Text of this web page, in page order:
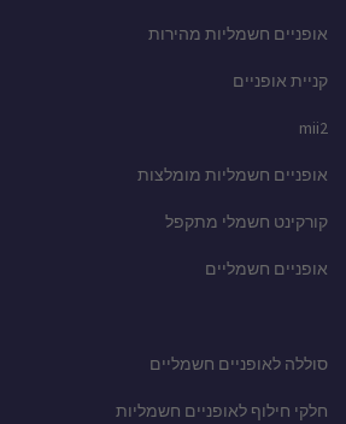
אופניים חשמליות מהירות
קניית אופניים
mii2
אופניים חשמליות מומלצות
קורקינט חשמלי מתקפל
אופניים חשמליים
סוללה לאופניים חשמליים
חלקי חילוף לאופניים חשמליות